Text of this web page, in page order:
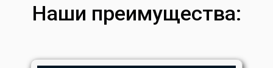
Наши преимущества: